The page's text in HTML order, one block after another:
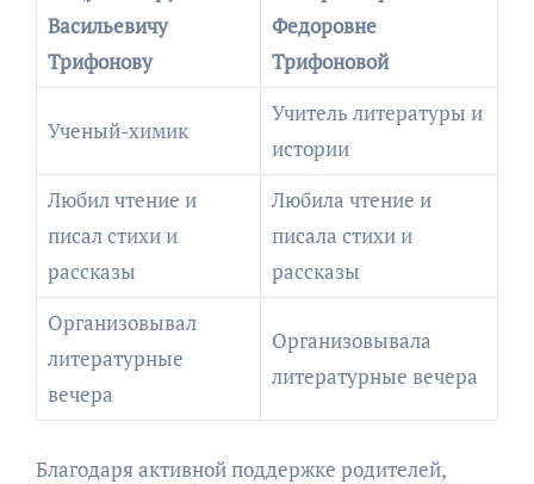
Васильевичу
Трифонову
Федоровне
Трифоновой
Ученый-химик
Учитель литературы и
истории
Любил чтение и
писал стихи и
рассказы
Любила чтение и
писала стихи и
рассказы
Организовывал
литературные
вечера
Организовывала
литературные вечера
Благодаря активной поддержке родителей,